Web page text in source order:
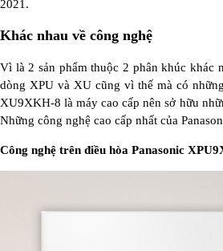
2021.
Khác nhau về công nghệ
Vì là 2 sản phẩm thuộc 2 phân khúc khác
dòng XPU và XU cũng vì thế mà có
XU9XKH-8 là máy cao cấp nên sở hữu
Những công nghệ cao cấp nhất của
Công nghệ trên điều hòa Panasonic